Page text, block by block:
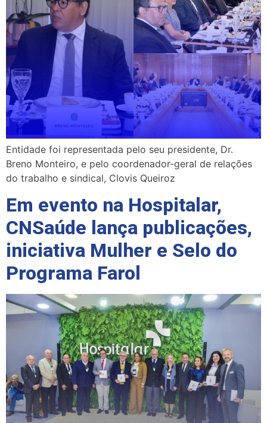
Entidade foi representada pelo seu presidente, Dr.
Breno Monteiro, e pelo coordenador-geral de relações
do trabalho e sindical, Clovis Queiroz
Em evento na Hospitalar,
CNSaúde lança publicações,
iniciativa Mulher e Selo do
Programa Farol